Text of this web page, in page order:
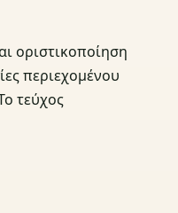
οριστικοποίηση
περιεχομένου
τεύχος